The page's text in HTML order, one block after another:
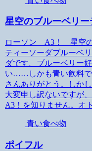
星空のブルーベリ
ローソン A3！ 星空
ティーソーダブルーベ
ダです。ブルーベリー
い……しかも青い飲料で
さんありがとう。しか
大変申し訳ないですが
A3！を知りません。オ
青い食べ物
ポイフル